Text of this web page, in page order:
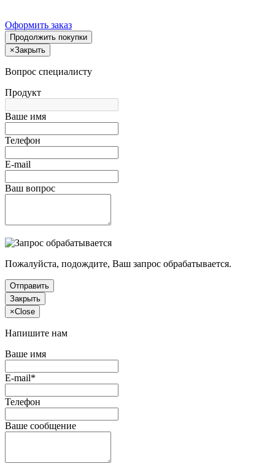
Оформить заказ
Продолжить покупки
×Закрыть
Вопрос специалисту
Продукт
Ваше имя
Телефон
E-mail
Ваш вопрос
Пожалуйста, подождите, Ваш запрос обрабатывается.
Отправить
Закрыть
×Close
Напишите нам
Ваше имя
E-mail*
Телефон
Ваше сообщение